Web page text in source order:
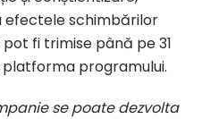
efectele schimbărilor
fi trimise până pe 31
platforma programului.
se poate dezvolta